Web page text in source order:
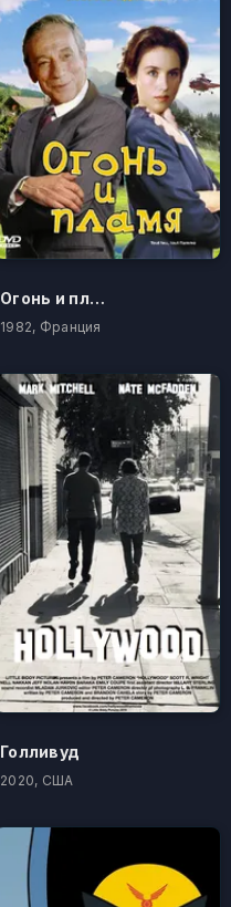
Огонь и пламя
1982, Франция
Голливуд
2020, США